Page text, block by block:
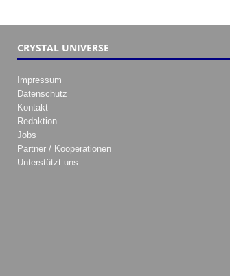
CRYSTAL UNIVERSE
Impressum
Datenschutz
Kontakt
Redaktion
Jobs
Partner / Kooperationen
Unterstützt uns